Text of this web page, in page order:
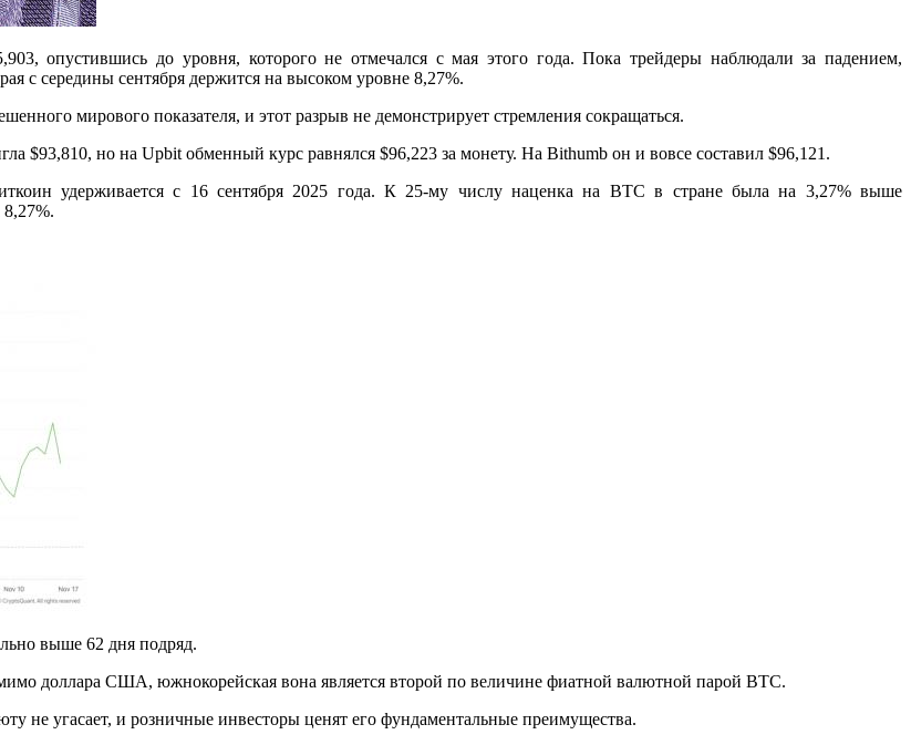
опустившись до уровня, которого не отмечался с мая этого года. Пока трейдеры наблюдали за падением,
с середины сентября держится на высоком уровне 8,27%.
мирового показателя, и этот разрыв не демонстрирует стремления сокращаться.
$93,810, но на Upbit обменный курс равнялся $96,223 за монету. На Bithumb он и вовсе составил $96,121.
удерживается с 16 сентября 2025 года. К 25-му числу наценка на BTC в стране была на 3,27% выше
выше 62 дня подряд.
доллара США, южнокорейская вона является второй по величине фиатной валютной парой BTC.
не угасает, и розничные инвесторы ценят его фундаментальные преимущества.